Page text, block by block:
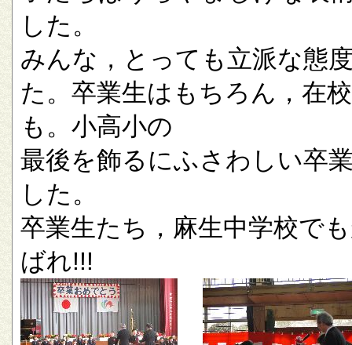
した。
みんな，とっても立派な態
た。卒業生はもちろん，在
も。小高小の
最後を飾るにふさわしい卒
した。
卒業生たち，麻生中学校で
ばれ!!!